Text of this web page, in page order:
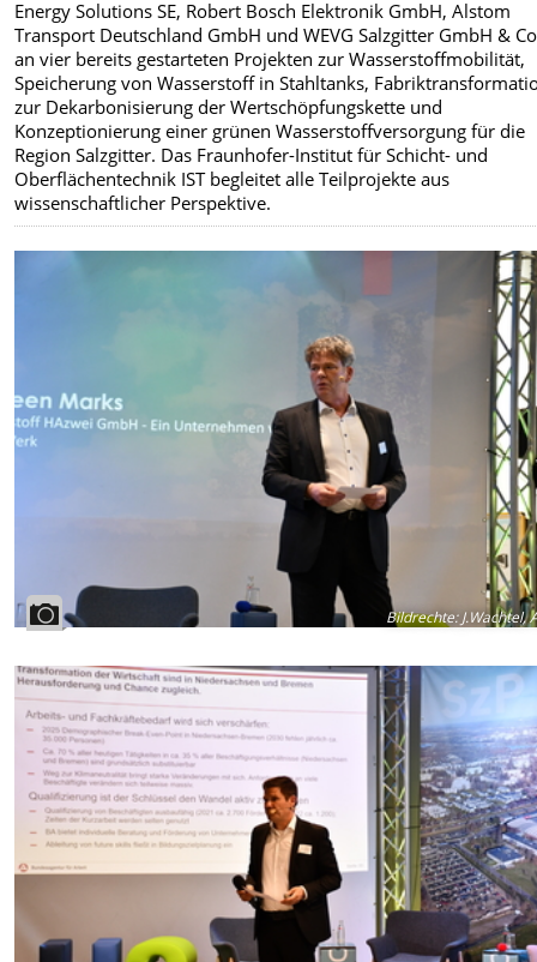
Energy Solutions SE, Robert Bosch Elektronik GmbH, Alstom
Transport Deutschland GmbH und WEVG Salzgitter GmbH &
an vier bereits gestarteten Projekten zur Wasserstoffmobilität,
Speicherung von Wasserstoff in Stahltanks,
zur Dekarbonisierung der Wertschöpfungskette und
Konzeptionierung einer grünen Wasserstoffversorgung für die
Region Salzgitter. Das Fraunhofer-Institut für Schicht- und
Oberflächentechnik IST begleitet alle Teilprojekte aus
wissenschaftlicher Perspektive.
Bildrechte:J.Wachtel,